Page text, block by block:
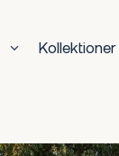
Kollektioner